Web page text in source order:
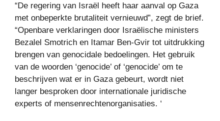
“De regering van Israël heeft haar aanval op Gaza
met onbeperkte brutaliteit vernieuwd”, zegt de brief.
“Openbare verklaringen door Israëlische ministers
Bezalel Smotrich en Itamar Ben-Gvir tot uitdrukking
brengen van genocidale bedoelingen. Het gebruik
van de woorden ‘genocide’ of ‘genocide’ om te
beschrijven wat er in Gaza gebeurt, wordt niet
langer besproken door internationale juridische
experts of mensenrechtenorganisaties. ‘